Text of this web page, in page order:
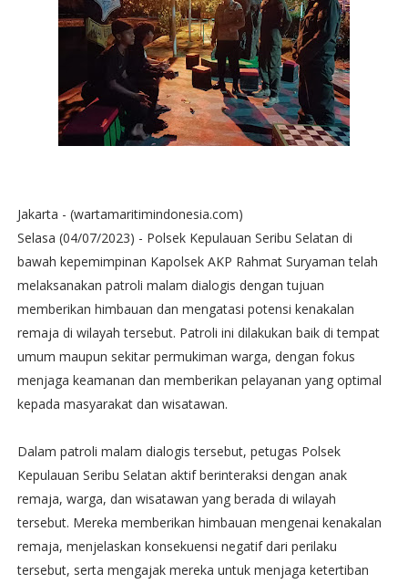
Jakarta - (wartamaritimindonesia.com)
Selasa (04/07/2023) - Polsek Kepulauan Seribu Selatan di
bawah kepemimpinan Kapolsek AKP Rahmat Suryaman telah
melaksanakan patroli malam dialogis dengan tujuan
memberikan himbauan dan mengatasi potensi kenakalan
remaja di wilayah tersebut. Patroli ini dilakukan baik di tempat
umum maupun sekitar permukiman warga, dengan fokus
menjaga keamanan dan memberikan pelayanan yang optimal
kepada masyarakat dan wisatawan.
Dalam patroli malam dialogis tersebut, petugas Polsek
Kepulauan Seribu Selatan aktif berinteraksi dengan anak
remaja, warga, dan wisatawan yang berada di wilayah
tersebut. Mereka memberikan himbauan mengenai kenakalan
remaja, menjelaskan konsekuensi negatif dari perilaku
tersebut, serta mengajak mereka untuk menjaga ketertiban